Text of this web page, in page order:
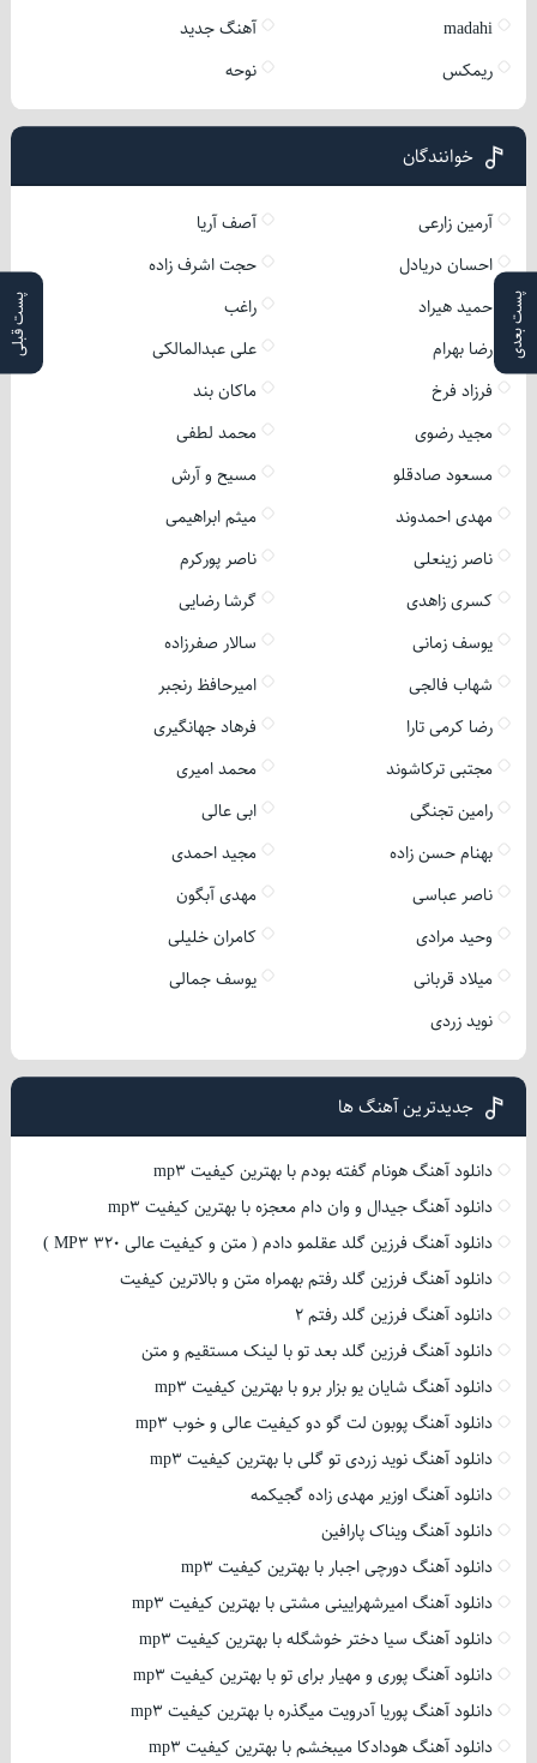
پست بعدی پست قبلی
madahi
آهنگ جدید
ریمکس
نوحه
خوانندگان
آرمین زارعی
آصف آریا
احسان دریادل
حجت اشرف زاده
حمید هیراد
راغب
رضا بهرام
علی عبدالمالکی
فرزاد فرخ
ماکان بند
مجید رضوی
محمد لطفی
مسعود صادقلو
مسیح و آرش
مهدی احمدوند
میثم ابراهیمی
ناصر زینعلی
ناصر پورکرم
کسری زاهدی
گرشا رضایی
یوسف زمانی
سالار صفرزاده
شهاب فالجی
امیرحافظ رنجبر
رضا کرمی تارا
فرهاد جهانگیری
مجتبی ترکاشوند
محمد امیری
رامین تجنگی
ابی عالی
بهنام حسن زاده
مجید احمدی
ناصر عباسی
مهدی آبگون
وحید مرادی
کامران خلیلی
میلاد قربانی
یوسف جمالی
نوید زردی
جدیدترین آهنگ ها
دانلود آهنگ هونام گفته بودم با بهترین کیفیت mp3
دانلود آهنگ جیدال و وان دام معجزه با بهترین کیفیت mp3
دانلود آهنگ فرزین گلد عقلمو دادم ( متن و کیفیت عالی 320 MP3 )
دانلود آهنگ فرزین گلد رفتم بهمراه متن و بالاترین کیفیت
دانلود آهنگ فرزین گلد رفتم 2
دانلود آهنگ فرزین گلد بعد تو با لینک مستقیم و متن
دانلود آهنگ شایان یو بزار برو با بهترین کیفیت mp3
دانلود آهنگ پوبون لت گو دو کیفیت عالی و خوب mp3
دانلود آهنگ نوید زردی تو گلی با بهترین کیفیت mp3
دانلود آهنگ اوزیر مهدی زاده گجیکمه
دانلود آهنگ ویناک پارافین
دانلود آهنگ دورچی اجبار با بهترین کیفیت mp3
دانلود آهنگ امیرشهرایینی مشتی با بهترین کیفیت mp3
دانلود آهنگ سیا دختر خوشگله با بهترین کیفیت mp3
دانلود آهنگ پوری و مهیار برای تو با بهترین کیفیت mp3
دانلود آهنگ پوریا آدرویت میگذره با بهترین کیفیت mp3
دانلود آهنگ هودادکا میبخشم با بهترین کیفیت mp3